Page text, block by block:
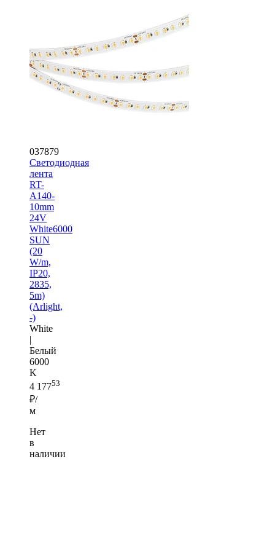
037879
Светодиодная
лента
RT-
A140-
10mm
24V
White6000
SUN
(20
W/m,
IP20,
2835,
5m)
(Arlight,
-)
White
|
Белый
6000
K
4 17753
₽/
м
Нет
в
наличии